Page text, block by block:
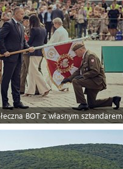
BOT z własnym sztandarem